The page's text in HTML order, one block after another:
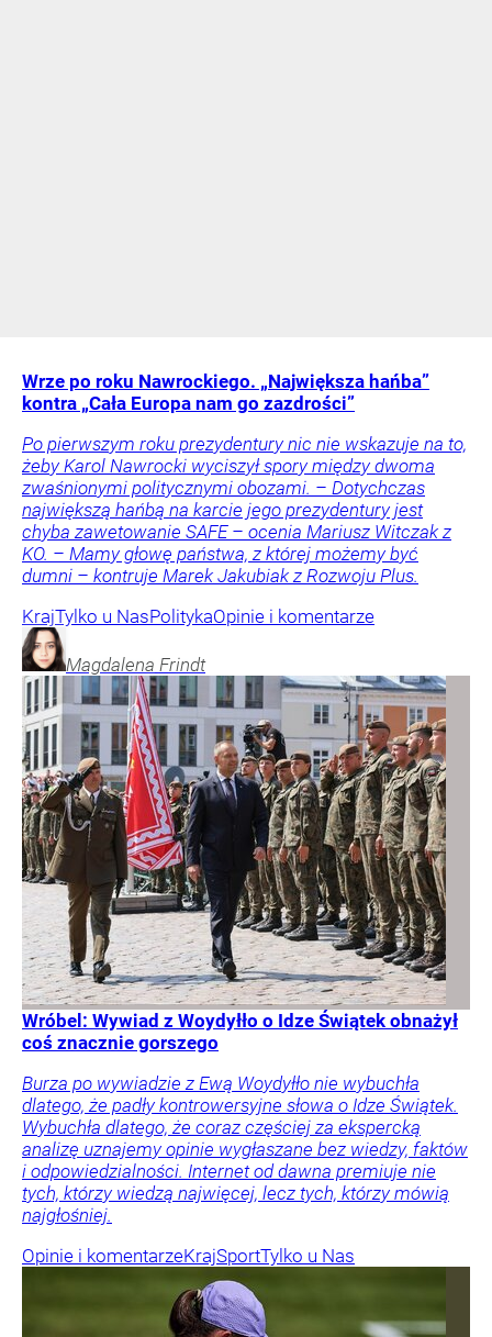
Wrze po roku Nawrockiego. „Największa hańba”
kontra „Cała Europa nam go zazdrości”
Po pierwszym roku prezydentury nic nie wskazuje na to,
żeby Karol Nawrocki wyciszył spory między dwoma
zwaśnionymi politycznymi obozami. – Dotychczas
największą hańbą na karcie jego prezydentury jest
chyba zawetowanie SAFE – ocenia Mariusz Witczak z
KO. – Mamy głowę państwa, z której możemy być
dumni – kontruje Marek Jakubiak z Rozwoju Plus.
KrajTylko u NasPolitykaOpinie i komentarze
Magdalena Frindt
Wróbel: Wywiad z Woydyłło o Idze Świątek obnażył
coś znacznie gorszego
Burza po wywiadzie z Ewą Woydyłło nie wybuchła
dlatego, że padły kontrowersyjne słowa o Idze Świątek.
Wybuchła dlatego, że coraz częściej za ekspercką
analizę uznajemy opinie wygłaszane bez wiedzy, faktów
i odpowiedzialności. Internet od dawna premiuje nie
tych, którzy wiedzą najwięcej, lecz tych, którzy mówią
najgłośniej.
Opinie i komentarzeKrajSportTylko u Nas